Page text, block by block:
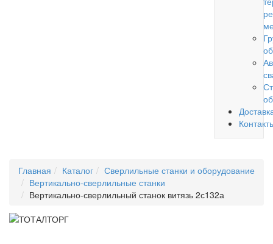
Главная Каталог
Сверлильные станки и оборудование
Вертикально-сверлильные станки
Вертикально-сверлильный станок витязь 2с132а